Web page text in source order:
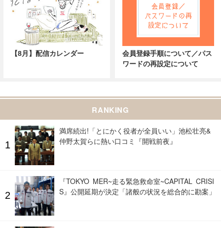
【8月】配信カレンダー
会員登録手順について／パス
ワードの再設定について
RANKING
満席続出!「とにかく役者が全員いい」池松壮亮&
仲野太賀らに熱い口コミ『開戦前夜』
『TOKYO MER~走る緊急救命室~CAPITAL CRISI
S』公開延期が決定「諸般の状況を総合的に勘案」